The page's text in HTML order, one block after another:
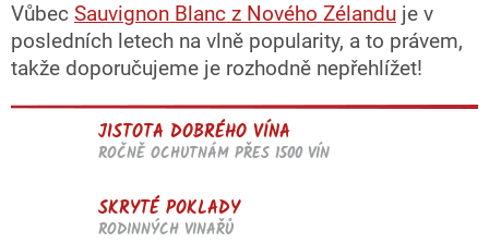
Vůbec Sauvignon Blanc z Nového Zélandu je v
posledních letech na vlně popularity, a to právem,
takže doporučujeme je rozhodně nepřehlížet!
JISTOTA DOBRÉHO VÍNA
ROČNĚ OCHUTNÁM PŘES 1500 VÍN
SKRYTÉ POKLADY
RODINNÝCH VINAŘŮ